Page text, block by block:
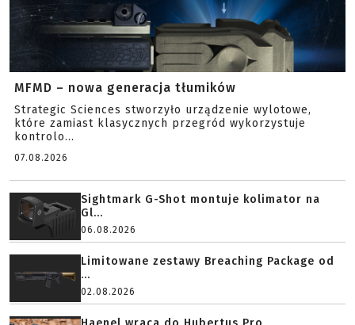
MFMD – nowa generacja tłumików
Strategic Sciences stworzyło urządzenie wylotowe,
które zamiast klasycznych przegród wykorzystuje
kontrolo...
07.08.2026
Sightmark G-Shot montuje kolimator na
Gl...
06.08.2026
Limitowane zestawy Breaching Package od
...
02.08.2026